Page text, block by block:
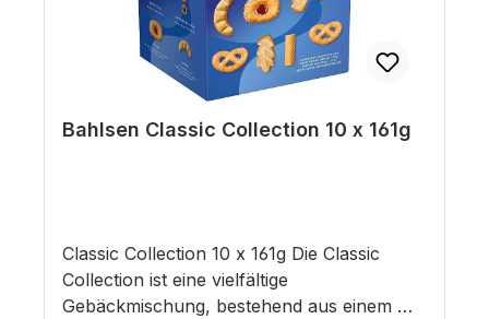
Bahlsen Classic Collection 10 x 161g
Classic Collection 10 x 161g Die Classic
Collection ist eine vielfältige
Gebäckmischung, bestehend aus einem Mix